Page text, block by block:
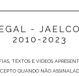
-
2010-2023
TEXTOS E VÍDEOS
QUANDO NÃO